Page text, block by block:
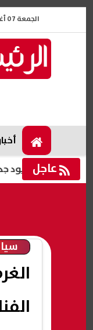
الجمعة 07 أغسطس 2026 الموافق 24 صفر 1448
عاجل
قيود جديدة